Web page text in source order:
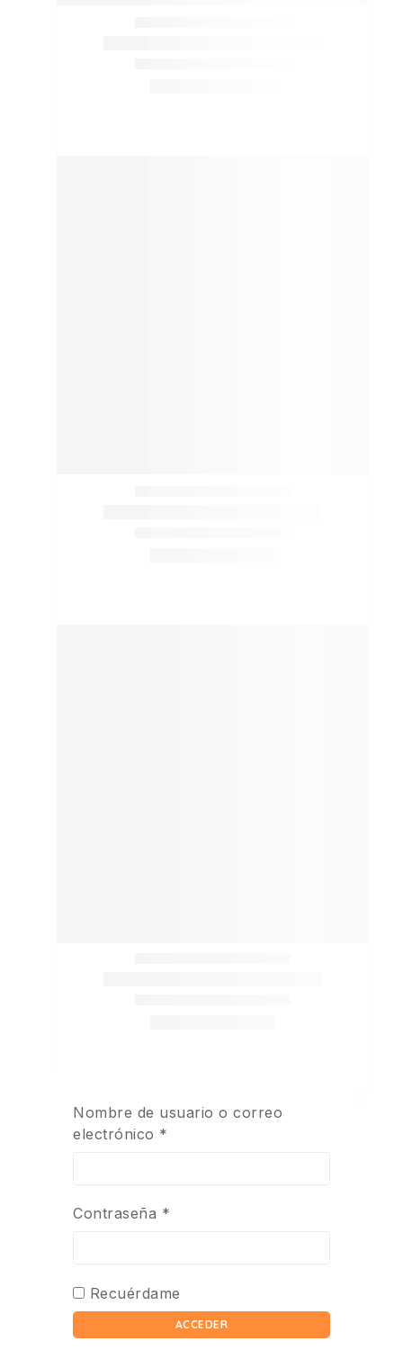
Nombre de usuario o correo
electrónico *
Contraseña *
Recuérdame
ACCEDER